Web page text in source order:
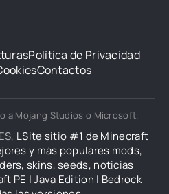
Política de Privacidad
Contactos
a Mojang Studios o Microsoft.
LSite sitio #1 de Minecraft
y más populares mods,
skins, seeds, noticias
PE | Java Edition | Bedrock